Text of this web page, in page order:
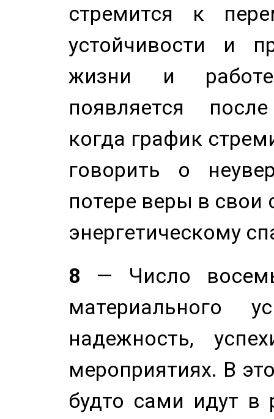
стремится к
устойчивости и
жизни и
появляется
когда график
говорить о
потере веры в свои
энергетическому
8 — Число
материального
надежность,
мероприятиях. В
будто сами идут в